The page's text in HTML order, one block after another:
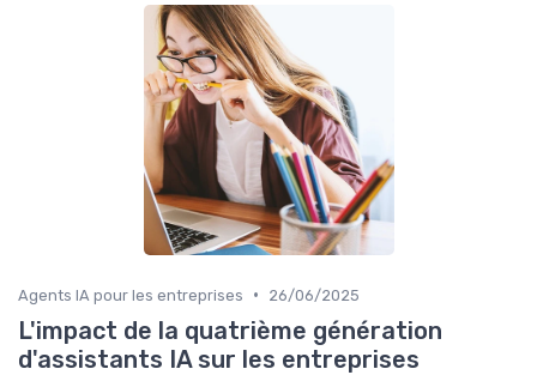
Agents IA pour les entreprises • 26/06/2025
L'impact de la quatrième génération
d'assistants IA sur les entreprises